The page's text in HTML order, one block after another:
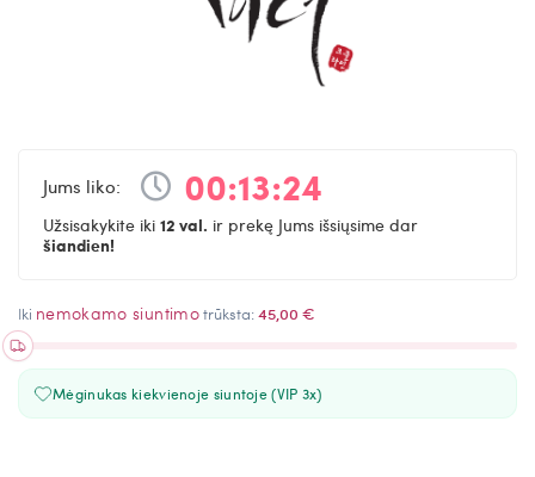
Jums liko: 00:13:24
Užsisakykite iki 12 val. ir prekę Jums išsiųsime dar
šiandien!
Iki nemokamo siuntimotrūksta:45,00 €
Mėginukas kiekvienoje siuntoje (VIP 3x)